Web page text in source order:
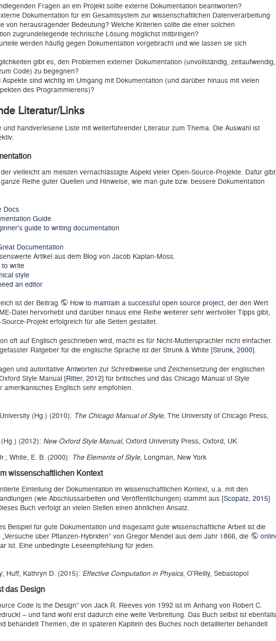
Fragen an ein Projekt sollte externe Dokumentation beantworten?
Dokumentation für ein Gesamtsystem zur wissenschaftlichen Datenverarbeitung
von herausragender Bedeutung? Welche Kriterien sollte die einer solchen
zugrundeliegende technische Lösung möglichst mitbringen?
werden häufig gegen Dokumentation vorgebracht und wie lassen sie sich
gibt es, den Problemen externer Dokumentation (unvollständig, zeitaufwendig,
Code) zu begegnen?
Aspekte sind wichtig im Umgang mit Dokumentation (und darüber hinaus mit vielen
des Programmierens)?
Literatur/Links
und handverlesene Liste mit weiterführender Literatur zum Thema. Die Auswahl ist
vielleicht am meisten vernachlässigte Aspekt vieler Open-Source-Projekte. Dafür gibt
Reihe guter Quellen und Hinweise, wie man gute bzw. bessere Dokumentation
Docs
Guide
guide to writing documentation
Documentation
Artikel aus dem Blog von Jacob Kaplan-Moss.
to write
style
an editor
ist der Beitrag
How to maintain a successful open source project, der den Wert
Datei hervorhebt und darüber hinaus eine Reihe weiterer sehr wertvoller Tipps gibt,
Projekt erfolgreich für alle Seiten gestaltet.
oft auf Englisch geschrieben wird, macht es für Nicht-Muttersprachler nicht einfacher.
Ratgeber für die englische Sprache ist der Strunk & White [Strunk, 2000].
und autoritative Antworten zur Schreibweise und Zeichensetzung der englischen
Style Manual [Ritter, 2012] für britisches und das Chicago Manual of Style
amerikanisches Englisch sehr empfohlen.
(Hg.) (2010): The Chicago Manual of Style, The University of Chicago Press,
(2012): New Oxford Style Manual, Oxford University Press, Oxford, UK
White, E. B. (2000): The Elements of Style, Longman, New York
wissenschaftlichen Kontext
Einteilung der Dokumentation im wissenschaftlichen Kontext, u.a. mit den
(wie Abschlussarbeiten und Veröffentlichungen) stammt aus [Scopatz, 2015]
Buch verfolgt an vielen Stellen einen ähnlichen Ansatz.
Beispiel für gute Dokumentation und insgesamt gute wissenschaftliche Arbeit ist die
über Pflanzen-Hybriden“ von Gregor Mendel aus dem Jahr 1866, die
ist. Eine unbedingte Leseempfehlung für jeden.
Huff, Kathryn D. (2015): Effective Computation in Physics, O'Reilly, Sebastopol
das Design
Code Is the Design“ von Jack R. Reeves von 1992 ist im Anhang von Robert C.
– und fand wohl erst dadurch eine weite Verbreitung. Das Buch selbst ist ebenfalls
behandelt Themen, die in späteren Kapiteln des Buches noch detaillierter behandelt